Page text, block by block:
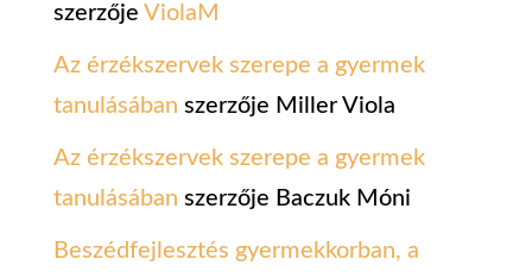
szerzője ViolaM
Az érzékszervek szerepe a gyermek
tanulásában szerzője Miller Viola
Az érzékszervek szerepe a gyermek
tanulásában szerzője Baczuk Móni
Beszédfejlesztés gyermekkorban, a